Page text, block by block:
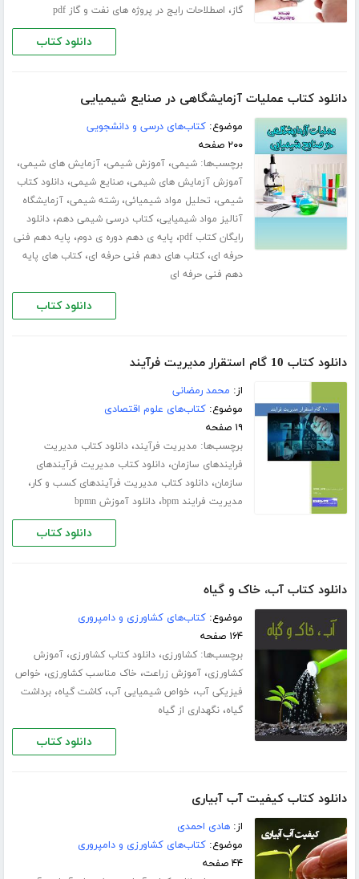
گاز، اصطلاحات رایج در پروژه های نفت و گاز pdf
دانلود کتاب
دانلود کتاب عملیات آزمایشگاهی در صنایع شیمیایی
موضوع:کتاب‌های درسی و دانشجویی
۲۰۰ صفحه
برچسب‌ها:شیمی،آموزش شیمی،آزمایش های شیمی،
آموزش آزمایش های شیمی،صنایع شیمی،دانلود کتاب
شیمی، تحلیل مواد شیمیائی،رشته شیمی،آزمایشگاه
آنالیز مواد شیمیایی،کتاب درسی شیمی دهم،دانلود
رایگان کتاب pdf
، پایه ی دهم دوره ی دوم، پایه دهم فنی
حرفه ای،کتاب های دهم فنی حرفه ای،کتاب های پایه
دهم فنی حرفه ای
دانلود کتاب
دانلود کتاب 10 گام استقرار مدیریت فرآیند
از: محمد رمضانی
موضوع:کتاب‌های علوم اقتصادی
۱۹ صفحه
برچسب‌ها: مدیریت فرآیند،دانلود کتاب مدیریت
فرایندهای سازمان،دانلود کتاب مدیریت فرآیندهای
سازمان،دانلود کتاب مدیریت فرآیندهای کسب و کار،
مدیریت فرایند bpm ،دانلود آموزش bpmn
دانلود کتاب
دانلود کتاب آب، خاک و گیاه
موضوع:کتاب‌های کشاورزی و دامپروری
۱۶۴ صفحه
برچسب‌ها:کشاورزی،دانلود کتاب کشاورزی،آموزش
کشاورزی،آموزش زراعت، خاک مناسب کشاورزی، خواص
فیزیکی آب، خواص شیمیایی آب،کاشت گیاه،برداشت
گیاه،نگهداری از گیاه
دانلود کتاب
دانلود کتاب کیفیت آب آبیاری
از:هادی احمدی
موضوع:کتاب‌های کشاورزی و دامپروری
۴۴ صفحه